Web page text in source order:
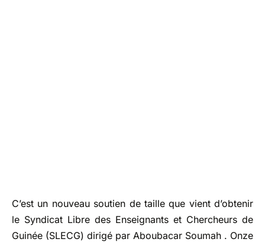
C’est un nouveau soutien de taille que vient d’obtenir
le Syndicat Libre des Enseignants et Chercheurs de
Guinée (SLECG) dirigé par Aboubacar Soumah . Onze